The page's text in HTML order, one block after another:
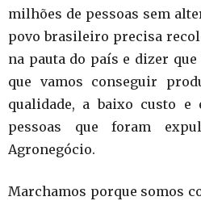
milhões de pessoas sem
povo brasileiro precisa
na pauta do país e dizer
que vamos conseguir
qualidade, a baixo custo e
pessoas que foram
Agronegócio.
Marchamos porque somos